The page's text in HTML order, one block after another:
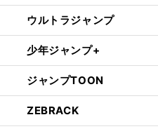
ウルトラジャンプ
少年ジャンプ+
ジャンプTOON
ZEBRACK